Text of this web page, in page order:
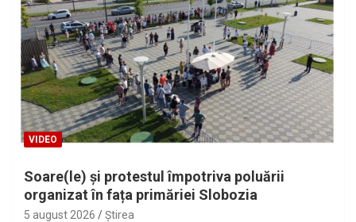
VIDEO
Soare(le) și protestul împotriva poluării
organizat în fața primăriei Slobozia
5 august 2026 Ştirea